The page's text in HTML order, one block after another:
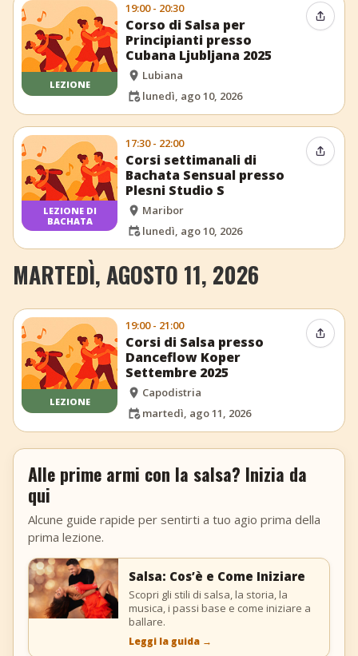
LEZIONE
19:00 - 20:30
Corso di Salsa per
Principianti presso
Cubana Ljubljana 2025
Lubiana
lunedì, ago 10, 2026
LEZIONE DI
BACHATA
17:30 - 22:00
Corsi settimanali di
Bachata Sensual presso
Plesni Studio S
Maribor
lunedì, ago 10, 2026
MARTEDÌ, AGOSTO 11, 2026
LEZIONE
19:00 - 21:00
Corsi di Salsa presso
Danceflow Koper
Settembre 2025
Capodistria
martedì, ago 11, 2026
Alle prime armi con la salsa? Inizia da
qui
Alcune guide rapide per sentirti a tuo agio prima della
prima lezione.
Salsa: Cos’è e Come Iniziare
Scopri gli stili di salsa, la storia, la
musica, i passi base e come iniziare a
ballare.
Leggi la guida →